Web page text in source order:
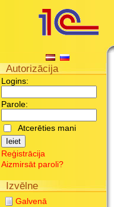
Autorizācija
Logins:
Parole:
Atcerēties mani
Reģistrācija
Aizmirsāt paroli?
Izvēlne
Galvenā